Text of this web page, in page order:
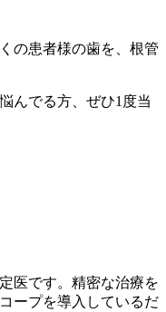
の患者様の歯を、根管
んでる方、ぜひ1度当
医です。精密な治療を
ープを導入しているだ